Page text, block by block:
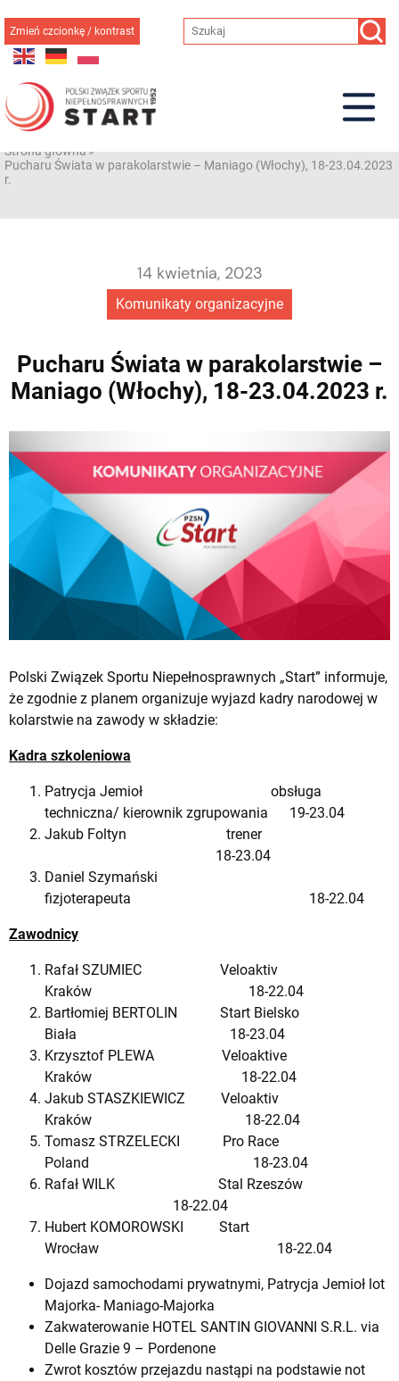
do
treści
Zmień czcionkę / kontrast
Strona główna»
Pucharu Świata w parakolarstwie – Maniago (Włochy), 18-23.04.2023
r.
Komunikaty organizacyjne
14 kwietnia, 2023
Pucharu Świata w parakolarstwie –
Maniago (Włochy), 18-23.04.2023 r.
Polski Związek Sportu Niepełnosprawnych „Start” informuje,
że zgodnie z planem organizuje wyjazd kadry narodowej w
kolarstwie na zawody w składzie:
Kadra szkoleniowa
Patrycja Jemioł obsługa
techniczna/ kierownik zgrupowania 19-23.04
Jakub Foltyn trener
18-23.04
Daniel Szymański
fizjoterapeuta 18-22.04
Zawodnicy
Rafał SZUMIEC Veloaktiv
Kraków 18-22.04
Bartłomiej BERTOLIN Start Bielsko
Biała 18-23.04
Krzysztof PLEWA Veloaktive
Kraków 18-22.04
Jakub STASZKIEWICZ Veloaktiv
Kraków 18-22.04
Tomasz STRZELECKI Pro Race
Poland 18-23.04
Rafał WILK Stal Rzeszów
18-22.04
Hubert KOMOROWSKI Start
Wrocław 18-22.04
Dojazd samochodami prywatnymi, Patrycja Jemioł lot
Majorka- Maniago-Majorka
Zakwaterowanie HOTEL SANTIN GIOVANNI S.R.L. via
Delle Grazie 9 – Pordenone
Zwrot kosztów przejazdu nastąpi na podstawie not